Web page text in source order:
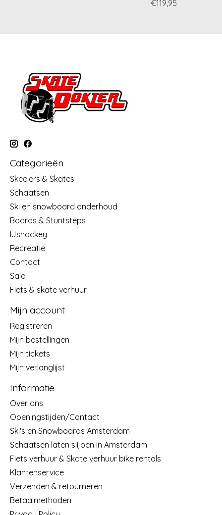
€119,95
Categorieën
Skeelers & Skates
Schaatsen
Ski en snowboard onderhoud
Boards & Stuntsteps
IJshockey
Recreatie
Contact
Sale
Fiets & skate verhuur
Mijn account
Registreren
Mijn bestellingen
Mijn tickets
Mijn verlanglijst
Informatie
Over ons
Openingstijden/Contact
Ski's en Snowboards Amsterdam
Schaatsen laten slijpen in Amsterdam
Fiets verhuur & Skate verhuur bike rentals
Klantenservice
Verzenden & retourneren
Betaalmethoden